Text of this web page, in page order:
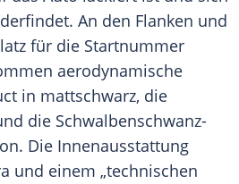
An den Flanken und
für die Startnummer
aerodynamische
in mattschwarz, die
die Schwalbenschwanz-
Die Innenausstattung
und einem „technischen